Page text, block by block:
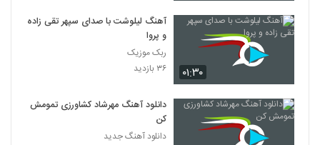
۰۱:۳۰
آهنگ لیلوشت با صدای سپهر تقی زاده
و پروا
ربک موزیک
۳۶ بازدید
دانلود آهنگ مهرشاد کشاورزی تمومش
کن
دانلود آهنگ جدید